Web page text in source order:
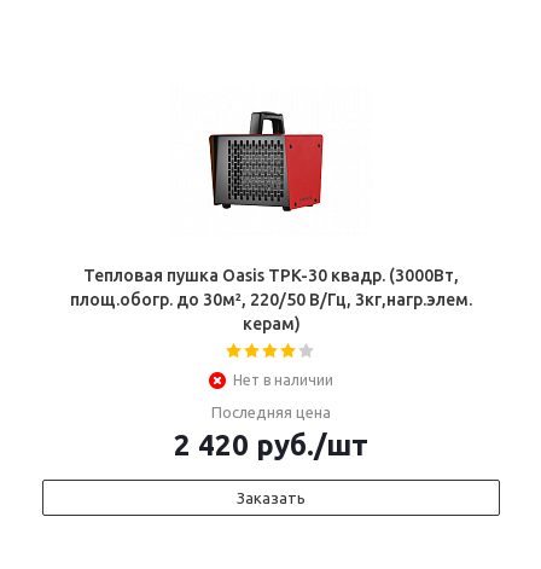
Тепловая пушка Oasis TPK-30 квадр. (3000Вт,
площ.обогр. до 30м², 220/50 В/Гц, 3кг,нагр.элем.
керам)
Нет в наличии
Последняя цена
2 420 руб./шт
Заказать